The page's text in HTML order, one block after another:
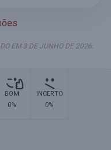
EM 3 DE JUNHO DE 2026.
BOM
0%
INCERTO
0%